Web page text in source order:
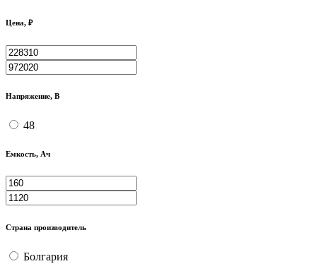
Цена, ₽
Напряжение, В
48
Емкость, Ач
Страна производитель
Болгария